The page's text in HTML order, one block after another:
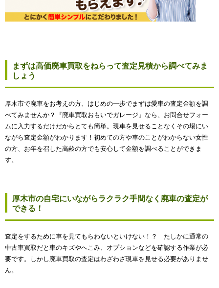
まずは高価廃車買取をねらって査定見積から調べてみま
しょう
厚木市で廃車をお考えの方、はじめの一歩でまずは愛車の査定金額を調
べてみませんか？『廃車買取おもいでガレージ』なら、お問合せフォー
ムに入力するだけだからとても簡単。現車を見せることなくその場にい
ながら査定金額がわかります！初めての方や車のことがわからない女性
の方、お年を召した高齢の方でも安心して金額を調べることができま
す。
厚木市の自宅にいながらラクラク手間なく廃車の査定が
できる！
査定をするために車を見てもらわないといけない！？ たしかに通常の
中古車買取だと車のキズやへこみ、オプションなどを確認する作業が必
要です。しかし廃車買取の査定はわざわざ現車を見せる必要がありませ
ん。